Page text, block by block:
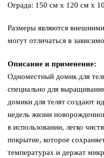
Ограда: 150 см x 120 см x
Размеры являются
могут отличаться в
Описание и применение:
Одноместный домик для
специально для
домики для телят создают
недель жизни
в использовании, легко
покрытие, которое
температурах и держат